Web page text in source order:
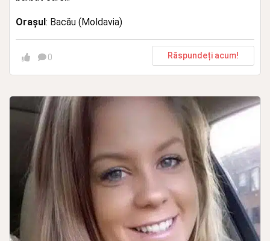
Orașul: Bacău (Moldavia)
0 Răspundeți acum!